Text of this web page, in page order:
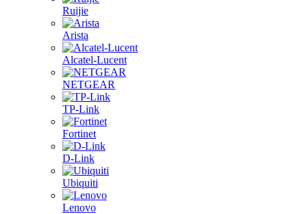
Ruijie
Arista
Alcatel-Lucent
NETGEAR
TP-Link
Fortinet
D-Link
Ubiquiti
Lenovo